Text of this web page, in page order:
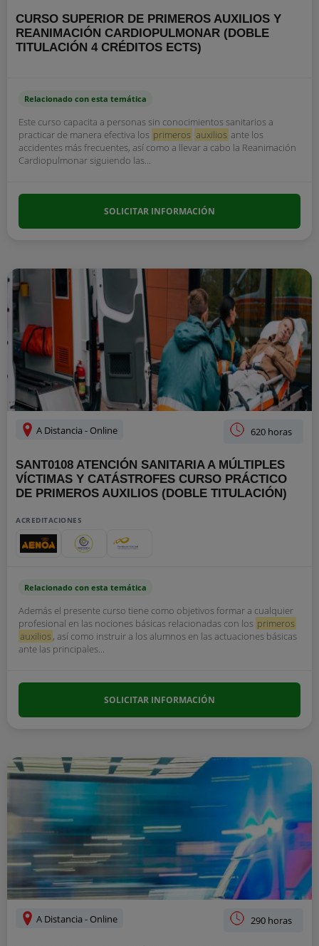
CURSO SUPERIOR DE PRIMEROS AUXILIOS Y
REANIMACIÓN CARDIOPULMONAR (DOBLE
TITULACIÓN 4 CRÉDITOS ECTS)
Relacionado con esta temática
Este curso capacita a personas sin conocimientos sanitarios a
practicar de manera efectiva los primeros auxilios ante los
accidentes más frecuentes, así como a llevar a cabo la Reanimación
Cardiopulmonar siguiendo las...
SOLICITAR INFORMACIÓN
A Distancia - Online 620 horas
SANT0108 ATENCIÓN SANITARIA A MÚLTIPLES
VÍCTIMAS Y CATÁSTROFES CURSO PRÁCTICO
DE PRIMEROS AUXILIOS (DOBLE TITULACIÓN)
ACREDITACIONES
Relacionado con esta temática
Además el presente curso tiene como objetivos formar a cualquier
profesional en las nociones básicas relacionadas con los primeros
auxilios, así como instruir a los alumnos en las actuaciones básicas
ante las principales...
SOLICITAR INFORMACIÓN
A Distancia - Online 290 horas